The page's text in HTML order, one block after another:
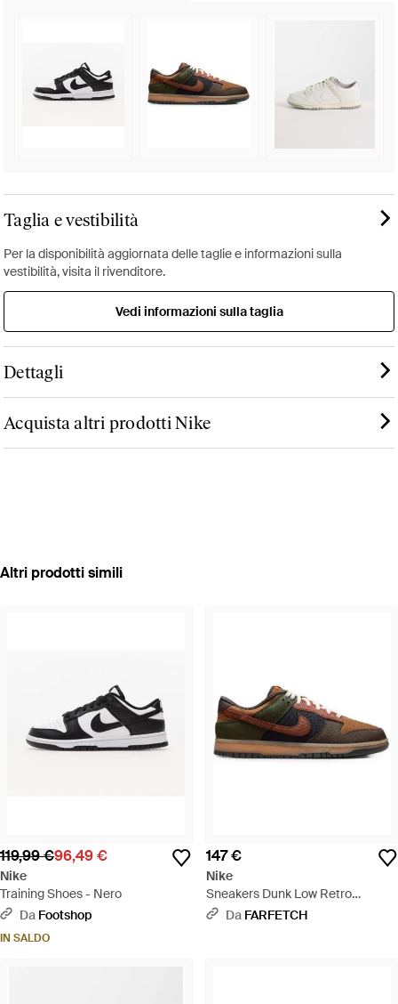
Taglia e vestibilità
Per la disponibilità aggiornata delle taglie e informazioni sulla
vestibilità, visita il rivenditore.
Vedi informazioni sulla taglia
Dettagli
Acquista altri prodotti Nike
Altri prodotti simili
119,99 €96,49 €
Nike
Training Shoes - Nero
Da Footshop
IN SALDO
147 €
Nike
Sneakers Dunk Low Retro
Premium - Marrone
Da FARFETCH